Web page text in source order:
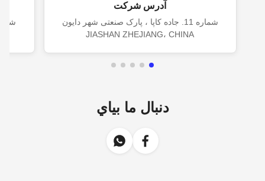
آدرس شرکت
شماره 11. جاده کاپا ، پارک صنعتی شهر دایون
JIASHAN ZHEJIANG، CHINA
دنبال ما بياي